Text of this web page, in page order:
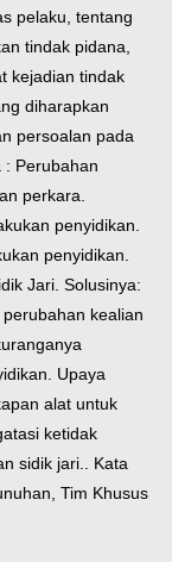
pelaku, tentang
tindak pidana,
kejadian tindak
diharapkan
persoalan pada
: Perubahan
perkara.
penyidikan.
penyidikan.
Jari. Solusinya:
kealian
Upaya
alat untuk
ketidak
sidik jari.. Kata
Tim Khusus